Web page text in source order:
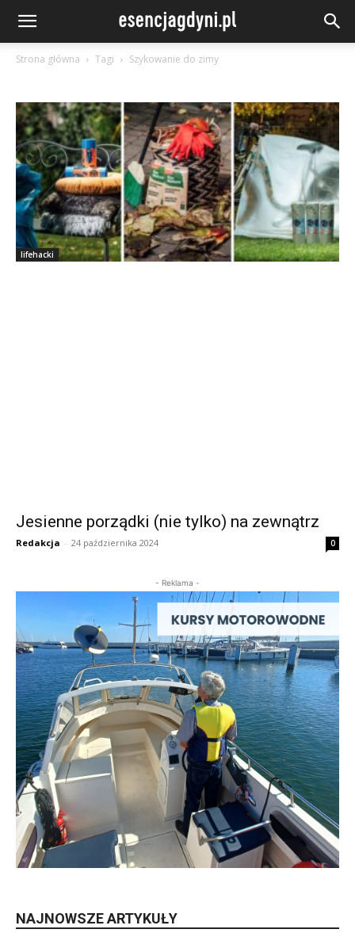
Strona główna Tagi Szykowanie do zimy
lifehacki
Jesienne porządki (nie tylko) na zewnątrz
Redakcja - 24 października 2024 0
- Reklama -
NAJNOWSZE ARTYKUŁY